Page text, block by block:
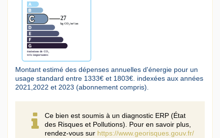
Montant estimé des dépenses annuelles d'énergie pour un
usage standard entre 1333€ et 1803€. indexées aux années
2021,2022 et 2023 (abonnement compris).
Ce bien est soumis à un diagnostic ERP (État
des Risques et Pollutions). Pour en savoir plus,
rendez-vous sur https://www.georisques.gouv.fr/